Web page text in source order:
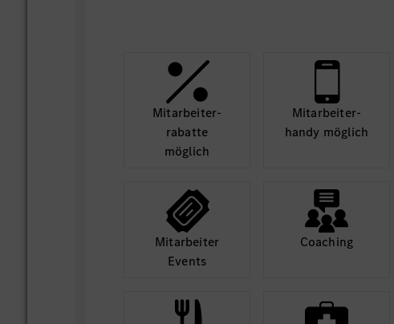
Mit­arbeiter­
rabatte
möglich
Mit­arbeiter­
handy möglich
Mit­arbeiter
Events
Coaching